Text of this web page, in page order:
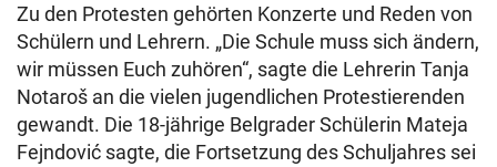
Zu den Protesten gehörten Konzerte und Reden von
Schülern und Lehrern. „Die Schule muss sich ändern,
wir müssen Euch zuhören“, sagte die Lehrerin Tanja
Notaroš an die vielen jugendlichen Protestierenden
gewandt. Die 18-jährige Belgrader Schülerin Mateja
Fejndović sagte, die Fortsetzung des Schuljahres sei